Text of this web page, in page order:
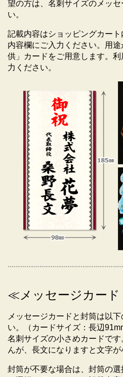
胡蝶蘭取扱いのし
胡蝶蘭の手入れ方法が書かれ
り」を同封しています。受け
蝶蘭の手入れをしたらいいの
っかく買ったのに枯れてしま
方（お手入れ方法）について
ただきます。そんな時は、こ
みてください。胡蝶蘭を長持
書いてあります。
(金額等が分かるような書類な
ん。ご安心ください。)
お届け時の荷
望の方は、名刺サイズのメッ
い。
記載内容はショッピングカー
内容欄にご入力ください。用
供」カードをご用意します。
力ください。
≪メッセージカー
メッセージカードと封筒は以
い。（カードサイズ：長辺
名刺サイズの小さめカードで
んが、長文になりますと文字が
封筒が不要な場合は、封筒の選